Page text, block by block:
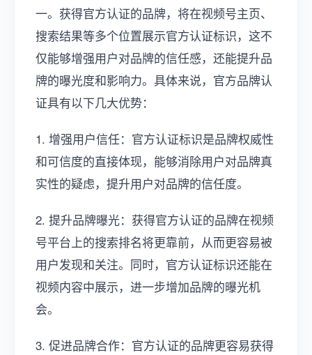
一。获得官方认证的品牌，将在视频号主页、
搜索结果等多个位置展示官方认证标识，这不
仅能够增强用户对品牌的信任感，还能提升品
牌的曝光度和影响力。具体来说，官方品牌认
证具有以下几大优势：
1. 增强用户信任：官方认证标识是品牌权威性
和可信度的直接体现，能够消除用户对品牌真
实性的疑虑，提升用户对品牌的信任度。
2. 提升品牌曝光：获得官方认证的品牌在视频
号平台上的搜索排名将更靠前，从而更容易被
用户发现和关注。同时，官方认证标识还能在
视频内容中展示，进一步增加品牌的曝光机
会。
3. 促进品牌合作：官方认证的品牌更容易获得